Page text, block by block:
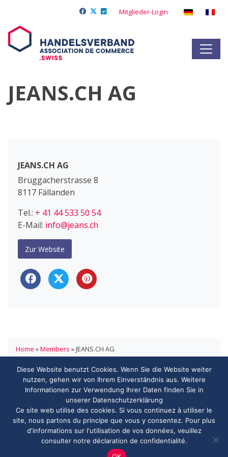
Mitglieder-Login
JEANS.CH AG
JEANS.CH AG
Bruggacherstrasse 8
8117 Fällanden
Tel.: + 41 44 533 50 54
E-Mail: info@jeans.ch
Zur Website
Home »Members »JEANS.CH AG
HANDELSVERBAND.swiss
ASSOCIATION DE COMMERCE.swiss
info@handelsverband.swiss
© 2026 Copyright - HANDELSVERBAND.swiss
Diese Website benutzt Cookies. Wenn Sie die Website weiter
nutzen, gehen wir von Ihrem Einverständnis aus. Weitere
Informationen zur Verwendung Ihrer Daten finden Sie in
unserer Datenschutzerklärung
Ce site web utilise des cookies. Si vous continuez à utiliser le
site, nous partons du principe que vous y consentez. Pour plus
d'informations sur l'utilisation de vos données, veuillez
consulter notre déclaration de confidentialité.